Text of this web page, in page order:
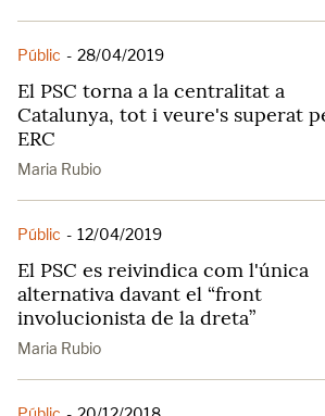
Públic - 28/04/2019
El PSC torna a la centralitat a
Catalunya, tot i veure's superat
ERC
Maria Rubio
Públic - 12/04/2019
El PSC es reivindica com l'única
alternativa davant el “front
involucionista de la dreta”
Maria Rubio